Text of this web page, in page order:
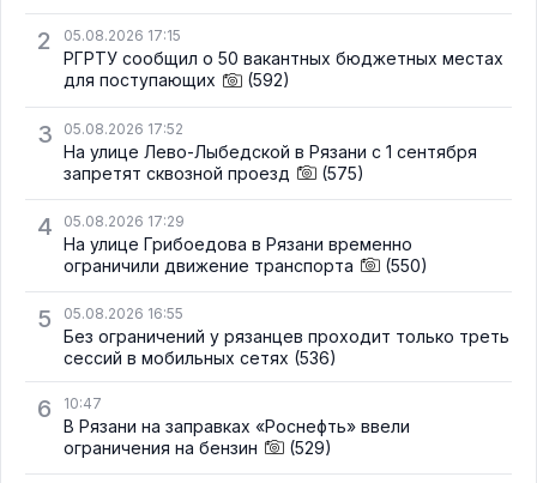
2 05.08.2026 17:15
РГРТУ сообщил о 50 вакантных бюджетных местах
для поступающих
(592)
3 05.08.2026 17:52
На улице Лево-Лыбедской в Рязани с 1 сентября
запретят сквозной проезд
(575)
4 05.08.2026 17:29
На улице Грибоедова в Рязани временно
ограничили движение транспорта
(550)
5 05.08.2026 16:55
Без ограничений у рязанцев проходит только треть
сессий в мобильных сетях (536)
6 10:47
В Рязани на заправках «Роснефть» ввели
ограничения на бензин
(529)